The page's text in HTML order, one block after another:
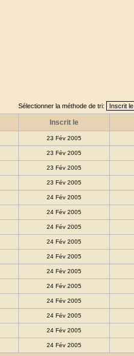
Sélectionner la méthode de tri:
Inscrit le
23 Fév 2005
23 Fév 2005
23 Fév 2005
23 Fév 2005
24 Fév 2005
24 Fév 2005
24 Fév 2005
24 Fév 2005
24 Fév 2005
24 Fév 2005
24 Fév 2005
24 Fév 2005
24 Fév 2005
24 Fév 2005
24 Fév 2005